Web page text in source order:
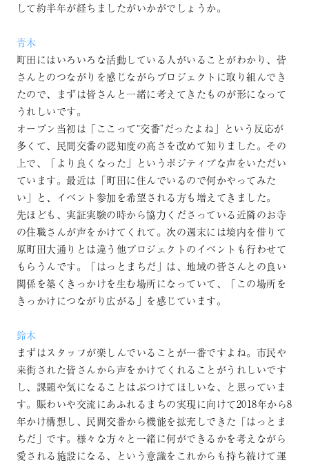
して約半年が経ちましたがいかがでしょうか。
青木
町田にはいろいろな活動している人がいることがわかり、皆
さんとのつながりを感じながらプロジェクトに取り組んでき
たので、まずは皆さんと一緒に考えてきたものが形になって
うれしいです。
オープン当初は「ここって“交番”だったよね」という反応が
多くて、民間交番の認知度の高さを改めて知りました。その
上で、「より良くなった」というポジティブな声をいただい
ています。最近は「町田に住んでいるので何かやってみた
い」と、イベント参加を希望される方も増えてきました。
先ほども、実証実験の時から協力くださっている近隣のお寺
の住職さんが声をかけてくれて。次の週末には境内を借りて
原町田大通りとは違う他プロジェクトのイベントも行わせて
もらうんです。「はっとまちだ」は、地域の皆さんとの良い
関係を築くきっかけを生む場所になっていて、「この場所を
きっかけにつながり広がる」を感じています。
鈴木
まずはスタッフが楽しんでいることが一番ですよね。市民や
来街された皆さんから声をかけてくれることがうれしいです
し、課題や気になることはぶつけてほしいな、と思っていま
す。賑わいや交流にあふれるまちの実現に向けて2018年から8
年かけ構想し、民間交番から機能を拡充しできた「はっとま
ちだ」です。様々な方々と一緒に何ができるかを考えながら
愛される施設になる、という意識をこれからも持ち続けて運